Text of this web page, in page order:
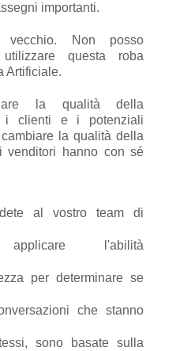
importanti.
vecchio. Non posso
questa roba
Artificiale.
la qualità della
i clienti e i potenziali
la qualità della
venditori hanno con sé
al vostro team di
l'abilità
per determinare se
che stanno
sono basate sulla